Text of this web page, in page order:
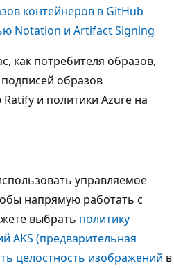
контейнеров в GitHub
Notation и Artifact Signing
как потребителя образов,
образов
и политики Azure на
управляемое
напрямую работать с
выбрать политику
AKS (предварительная
целостность изображений в